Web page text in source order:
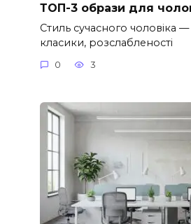
ТОП-3 образи для
Стиль сучасного чоловіка —
класики, розслабленості
0 3